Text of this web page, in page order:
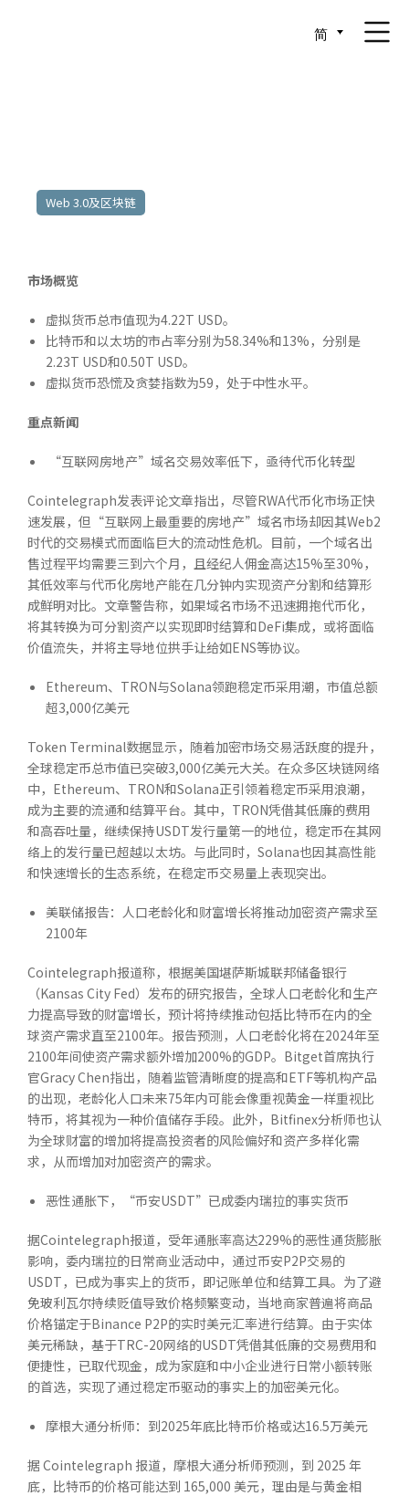
简
Web 3.0及区块链
市场概览
虚拟货币总市值现为4.22T USD。
比特币和以太坊的市占率分别为58.34%和13%，分别是
2.23T USD和0.50T USD。
虚拟货币恐慌及贪婪指数为59，处于中性水平。
重点新闻
“互联网房地产”域名交易效率低下，亟待代币化转型
Cointelegraph发表评论文章指出，尽管RWA代币化市场正快
速发展，但“互联网上最重要的房地产”域名市场却因其Web2
时代的交易模式而面临巨大的流动性危机。目前，一个域名出
售过程平均需要三到六个月，且经纪人佣金高达15%至30%，
其低效率与代币化房地产能在几分钟内实现资产分割和结算形
成鲜明对比。文章警告称，如果域名市场不迅速拥抱代币化，
将其转换为可分割资产以实现即时结算和DeFi集成，或将面临
价值流失，并将主导地位拱手让给如ENS等协议。
Ethereum、TRON与Solana领跑稳定币采用潮，市值总额
超3,000亿美元
Token Terminal数据显示，随着加密市场交易活跃度的提升，
全球稳定币总市值已突破3,000亿美元大关。在众多区块链网络
中，Ethereum、TRON和Solana正引领着稳定币采用浪潮，
成为主要的流通和结算平台。其中，TRON凭借其低廉的费用
和高吞吐量，继续保持USDT发行量第一的地位，稳定币在其网
络上的发行量已超越以太坊。与此同时，Solana也因其高性能
和快速增长的生态系统，在稳定币交易量上表现突出。
美联储报告：人口老龄化和财富增长将推动加密资产需求至
2100年
Cointelegraph报道称，根据美国堪萨斯城联邦储备银行
（Kansas City Fed）发布的研究报告，全球人口老龄化和生产
力提高导致的财富增长，预计将持续推动包括比特币在内的全
球资产需求直至2100年。报告预测，人口老龄化将在2024年至
2100年间使资产需求额外增加200%的GDP。Bitget首席执行
官Gracy Chen指出，随着监管清晰度的提高和ETF等机构产品
的出现，老龄化人口未来75年内可能会像重视黄金一样重视比
特币，将其视为一种价值储存手段。此外，Bitfinex分析师也认
为全球财富的增加将提高投资者的风险偏好和资产多样化需
求，从而增加对加密资产的需求。
恶性通胀下，“币安USDT”已成委内瑞拉的事实货币
据Cointelegraph报道，受年通胀率高达229%的恶性通货膨胀
影响，委内瑞拉的日常商业活动中，通过币安P2P交易的
USDT，已成为事实上的货币，即记账单位和结算工具。为了避
免玻利瓦尔持续贬值导致价格频繁变动，当地商家普遍将商品
价格锚定于Binance P2P的实时美元汇率进行结算。由于实体
美元稀缺，基于TRC-20网络的USDT凭借其低廉的交易费用和
便捷性，已取代现金，成为家庭和中小企业进行日常小额转账
的首选，实现了通过稳定币驱动的事实上的加密美元化。
摩根大通分析师：到2025年底比特币价格或达16.5万美元
据 Cointelegraph 报道，摩根大通分析师预测，到 2025 年
底，比特币的价格可能达到 165,000 美元，理由是与黄金相